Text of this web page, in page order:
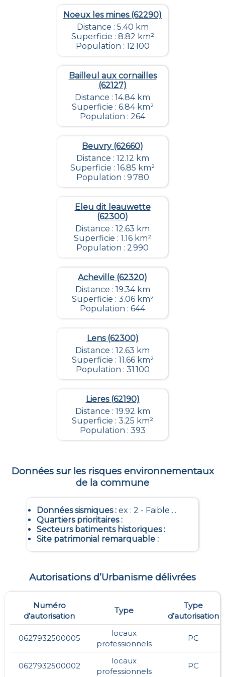
Noeux les mines (62290)
Distance : 5.40 km
Superficie : 8.82 km²
Population : 12 100
Bailleul aux cornailles
(62127)
Distance : 14.84 km
Superficie : 6.84 km²
Population : 264
Beuvry (62660)
Distance : 12.12 km
Superficie : 16.85 km²
Population : 9 780
Eleu dit leauwette
(62300)
Distance : 12.63 km
Superficie : 1.16 km²
Population : 2 990
Acheville (62320)
Distance : 19.34 km
Superficie : 3.06 km²
Population : 644
Lens (62300)
Distance : 12.63 km
Superficie : 11.66 km²
Population : 31 100
Lieres (62190)
Distance : 19.92 km
Superficie : 3.25 km²
Population : 393
Données sur les risques environnementaux
de la commune
Données sismiques: ex : 2 - Faible ...
Quartiers prioritaires:
Secteurs batiments historiques:
Site patrimonial remarquable:
Autorisations d’Urbanisme délivrées
Numéro
d’autorisation
Type
Type
d’autorisation
0627932500005
locaux
professionnels
PC
0627932500002
locaux
professionnels
PC